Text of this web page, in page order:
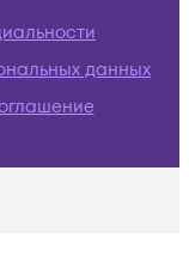
данных